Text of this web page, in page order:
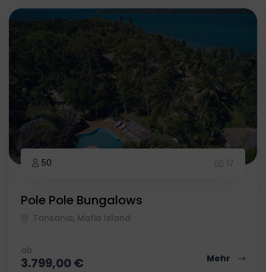
50 17
Pole Pole Bungalows
Tansania, Mafia Island
ab
3.799,00€ Mehr